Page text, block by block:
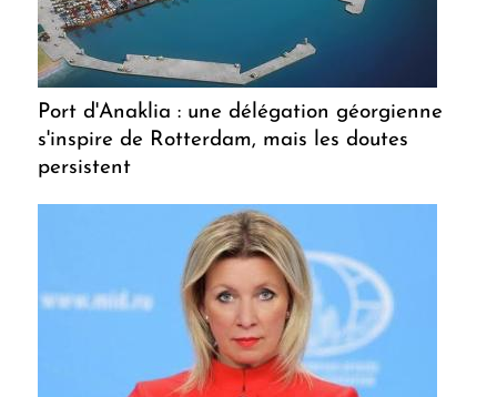
Port d'Anaklia : une délégation géorgienne
s'inspire de Rotterdam, mais les doutes
persistent